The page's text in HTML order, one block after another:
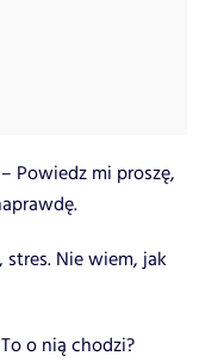
Powiedz mi proszę,
stres. Nie wiem, jak
o nią chodzi?